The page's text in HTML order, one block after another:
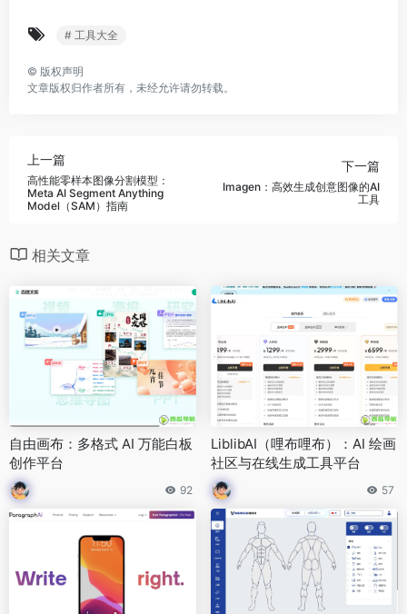
# 工具大全
© 版权声明
文章版权归作者所有，未经允许请勿转载。
上一篇
高性能零样本图像分割模型：
Meta AI Segment Anything
Model（SAM）指南
下一篇
Imagen：高效生成创意图像的AI
工具
相关文章
自由画布：多格式 AI 万能白板
创作平台
92
LiblibAI（哩布哩布）：AI 绘画
社区与在线生成工具平台
57